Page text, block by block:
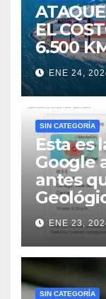
EL
6.500
ENE 24,
SIN CATEGORÍA
Esta es
Google
antes
ENE 23,
SIN CATEGORÍA